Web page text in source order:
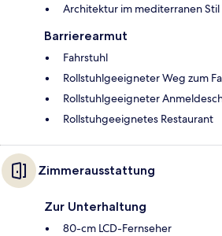
Architektur im mediterranen Stil
Barrierearmut
Fahrstuhl
Rollstuhlgeeigneter Weg zum
Rollstuhlgeeigneter
Rollstuhgeeignetes Restaurant
Zimmerausstattung
Zur Unterhaltung
80-cm LCD-Fernseher